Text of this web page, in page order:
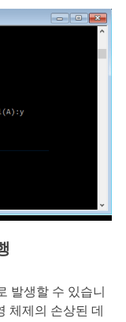
발생할 수 있습니
체제의 손상된 데